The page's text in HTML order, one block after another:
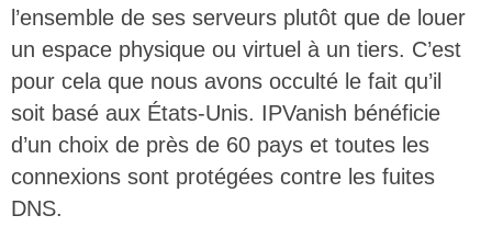
l’ensemble de ses serveurs plutôt que de louer
un espace physique ou virtuel à un tiers. C’est
pour cela que nous avons occulté le fait qu’il
soit basé aux États-Unis. IPVanish bénéficie
d’un choix de près de 60 pays et toutes les
connexions sont protégées contre les fuites
DNS.